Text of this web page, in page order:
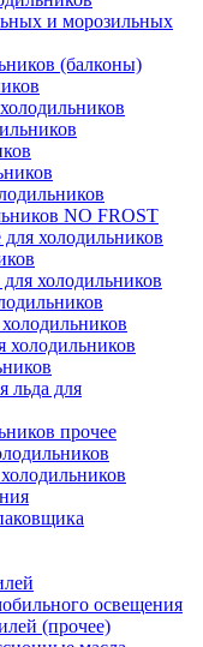
и морозильных
(балконы)
NO FROST
холодильников
холодильников
холодильников
льда для
прочее
освещения
(прочее)